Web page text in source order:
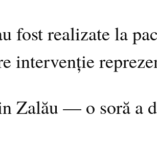
fost realizate la
intervenție
— o soră a